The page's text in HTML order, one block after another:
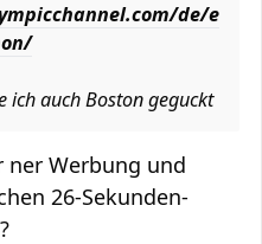
de/e
ich auch Boston geguckt
ner Werbung und
26-Sekunden-